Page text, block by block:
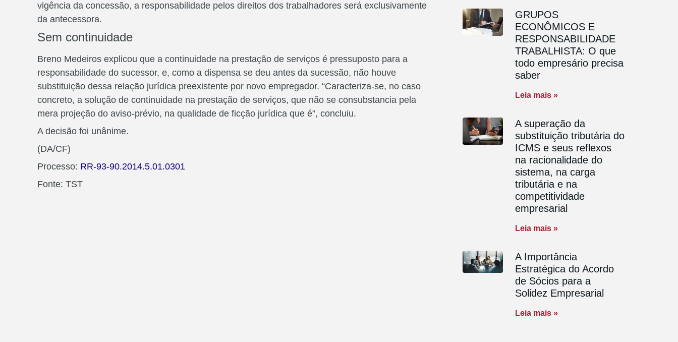
vigência da concessão, a responsabilidade pelos direitos dos trabalhadores será exclusivamente
da antecessora.
Sem continuidade
Breno Medeiros explicou que a continuidade na prestação de serviços é pressuposto para a
responsabilidade do sucessor, e, como a dispensa se deu antes da sucessão, não houve
substituição dessa relação jurídica preexistente por novo empregador. “Caracteriza-se, no caso
concreto, a solução de continuidade na prestação de serviços, que não se consubstancia pela
mera projeção do aviso-prévio, na qualidade de ficção jurídica que é”, concluiu.
A decisão foi unânime.
(DA/CF)
Processo: RR-93-90.2014.5.01.0301
Fonte: TST
GRUPOS
ECONÔMICOS E
RESPONSABILIDADE
TRABALHISTA: O que
todo empresário precisa
saber
Leia mais »
A superação da
substituição tributária do
ICMS e seus reflexos
na racionalidade do
sistema, na carga
tributária e na
competitividade
empresarial
Leia mais »
A Importância
Estratégica do Acordo
de Sócios para a
Solidez Empresarial
Leia mais »